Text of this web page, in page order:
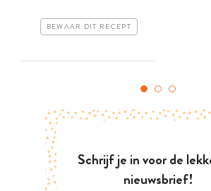
BEWAAR DIT RECEPT
Schrijf je in voor de
nieuwsbrief!